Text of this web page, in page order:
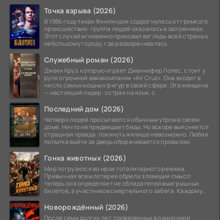
Точка взрыва (2026)
В 1986 году тихая Финляндия содрогнулась от громкого
происшествия: группа людей оказалась в заложниках.
Этот случай мгновенно приковал взгляды всей страны к
небольшому городу, где разворачивалась
Служебный роман (2026)
Джеки Круз, которую играет Дженнифер Лопес, стоит у
руля огромной авиакомпании «Air Cruz». Она входит в
число самых мощных фигур в своей сфере. Эта женщина
— настоящий лидер: острая на язык, с
Последний дом (2026)
Четверо людей просыпаются обычным утром в своем
доме. Ничто не предвещает беды. Но вскоре выясняется
страшная правда: покинуть жилище невозможно. Любая
попытка выйти за дверь оборачивается провалом.
Гонка животных (2026)
Мир погрузился во мрак тоталитарного режима.
Привычная всем лотерея обрела зловещий смысл:
теперь она определяет не обладателей выигрышных
билетов, а участников смертельного забега. Каждому
Новорождённый (2026)
После семи долгих лет, проведённых в одиночной